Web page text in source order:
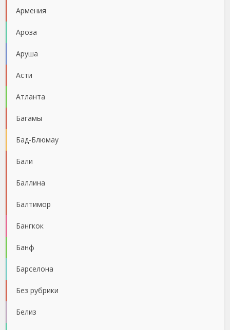
Армения
Ароза
Аруша
Асти
Атланта
Багамы
Бад-Блюмау
Бали
Баллина
Балтимор
Бангкок
Банф
Барселона
Без рубрики
Белиз